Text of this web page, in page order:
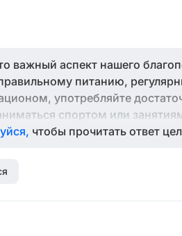
важный аспект нашего
питанию,
употребляйте
спортом или
Не забывайте об осознанном
здоровье на долгие годы.
чтобы прочитать ответ